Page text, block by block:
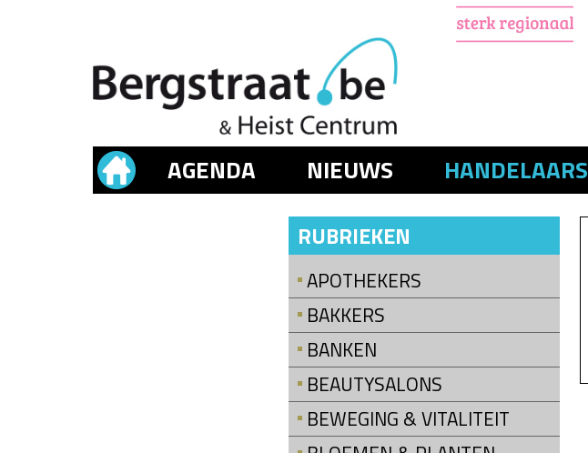
AGENDA NIEUWS HANDELAARS
RUBRIEKEN
APOTHEKERS
BAKKERS
BANKEN
BEAUTYSALONS
BEWEGING & VITALITEIT